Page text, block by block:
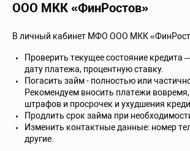
ООО МКК «ФинРостов»
В личный кабинет МФО ООО МКК
Проверить текущее состояние кредита
дату платежа, процентную ставку.
Погасить займ - полностью или
Рекомендуем вносить платежи
штрафов и просрочек и ухудшения
Продлить срок займа при
Изменить контактные данные: номер
другие.